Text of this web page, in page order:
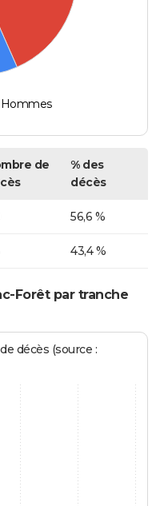
Hommes
de
% des
décès
56,6 %
43,4 %
Forêt par tranche
décès (source :